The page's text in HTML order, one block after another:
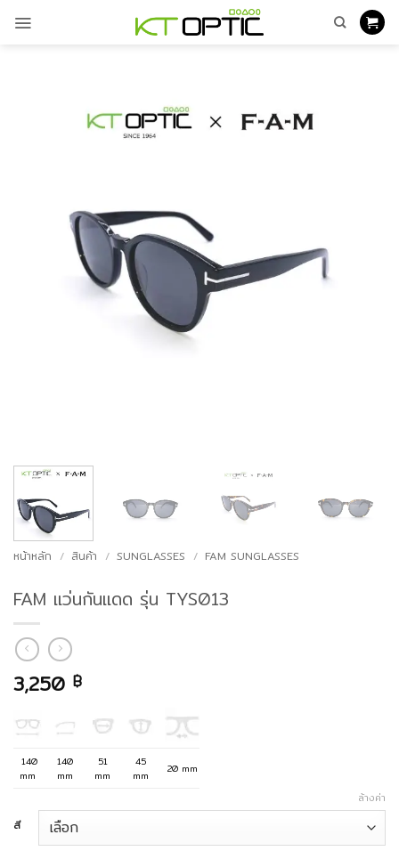
หน้าหลัก / สินค้า / SUNGLASSES / FAM SUNGLASSES
FAM แว่นกันแดด รุ่น TYS013
3,250 ฿
140
mm
140
mm
51
mm
45
mm
20 mm
สี
ล้างค่า